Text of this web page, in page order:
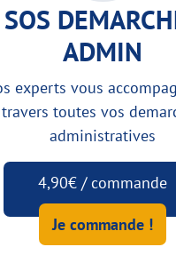
SOS
ADMIN
experts vous
travers toutes vos
administratives
4,90€ / commande
Je commande !